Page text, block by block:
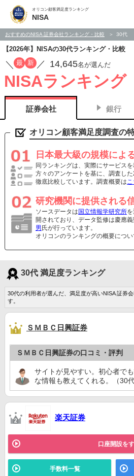
オリコン顧客満足度ランキング
NISA
おすすめのNISA 証券会社ランキング・比較 30代
【2026年】NISAの30代ランキング・比較
／ 最 新 ／ 14,645名が選んだ
NISAランキング
証券会社 銀行
オリコン顧客満足度調査の
日本最大級の規模によ
同ランキングは、実際にサービス
方々のアンケートを基に、調査し
徹底比較しています。調査概要は
研究機関に提供される
ソースデータは国立情報学研究所
開されており、データ監修は慶應義
男氏が行っています。
オリコンのランキングの概要につい
30代 満足度ランキング
30代の利用者が選んだ、満足度が高いNISA 証券
す。
ＳＭＢＣ日興証券
ＳＭＢＣ日興証券の口コミ・評判
サイトが見やすい。初心者で
な情報も教えてくれる。（30代
楽天証券
口座開設を
手数料一覧